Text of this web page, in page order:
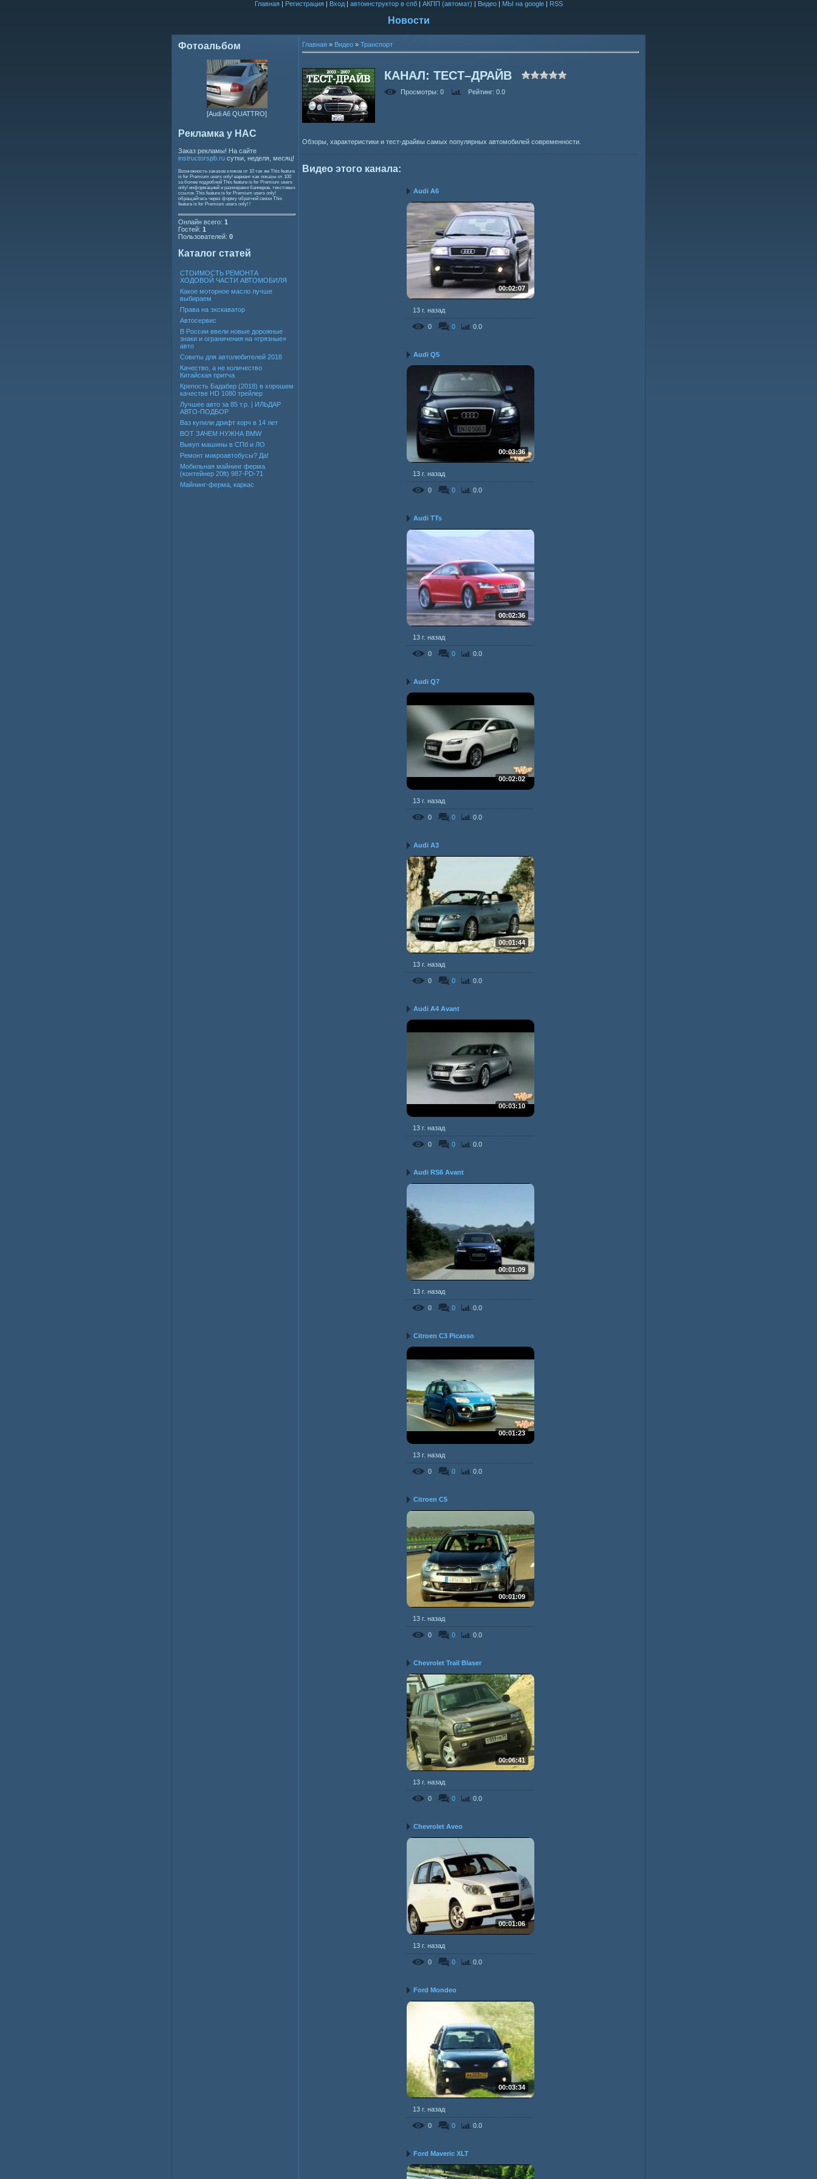
Главная| Регистрация| Вход| автоинструктор в спб| АКПП (автомат) | Видео| МЫ на google| RSS
Новости
Фотоальбом
[Audi A6 QUATTRO]
Рекламка у НАС
Заказ рекламы! На сайте
instructorspb.ru сутки, неделя, месяц!
Возможность заказов кликов от 10 так же This feature
is for Premium users only! вариант как показы от 100
за более подробной This feature is for Premium users
only! информацией и размерами баннеров, текстовых
ссылок This feature is for Premium users only!
обращайтесь через форму обратной связи This
feature is for Premium users only! !
Онлайн всего: 1
Гостей: 1
Пользователей: 0
Каталог статей
СТОИМОСТЬ РЕМОНТА
ХОДОВОЙ ЧАСТИ АВТОМОБИЛЯ
Какое моторное масло лучше
выбираем
Права на экскаватор
Автосервис
В России ввели новые дорожные
знаки и ограничения на «грязные»
авто
Советы для автолюбителей 2018
Качество, а не количество
Китайская притча
Крепость Бадабер (2018) в хорошем
качестве HD 1080 трейлер
Лучшее авто за 85 т.р. | ИЛЬДАР
АВТО-ПОДБОР
Ваз купили дрифт корч в 14 лет
ВОТ ЗАЧЕМ НУЖНА BMW
Выкуп машины в СПб и ЛО
Ремонт микроавтобусы? Да!
Мобильная майнинг ферма
(контейнер 20ft) 987-PD-71
Майнинг-ферма, каркас
Главная » Видео » Транспорт
КАНАЛ: ТЕСТ–ДРАЙВ
Просмотры: 0 Рейтинг: 0.0
Обзоры, характеристики и тест-драйвы самых популярных автомобилей современности.
Видео этого канала:
Audi A6
00:02:07
13 г. назад
0 0 0.0
Audi Q5
00:03:36
13 г. назад
0 0 0.0
Audi TTs
00:02:36
13 г. назад
0 0 0.0
Audi Q7
00:02:02
13 г. назад
0 0 0.0
Audi A3
00:01:44
13 г. назад
0 0 0.0
Audi A4 Avant
00:03:10
13 г. назад
0 0 0.0
Audi RS6 Avant
00:01:09
13 г. назад
0 0 0.0
Citroen C3 Picasso
00:01:23
13 г. назад
0 0 0.0
Citroen C5
00:01:09
13 г. назад
0 0 0.0
Chevrolet Trail Blaser
00:06:41
13 г. назад
0 0 0.0
Chevrolet Aveo
00:01:06
13 г. назад
0 0 0.0
Ford Mondeo
00:03:34
13 г. назад
0 0 0.0
Ford Maveric XLT